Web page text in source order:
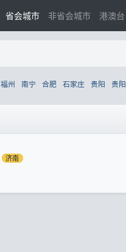
省会城市 非省会城市 港澳台
福州 南宁 合肥 石家庄 贵阳 贵阳
济南